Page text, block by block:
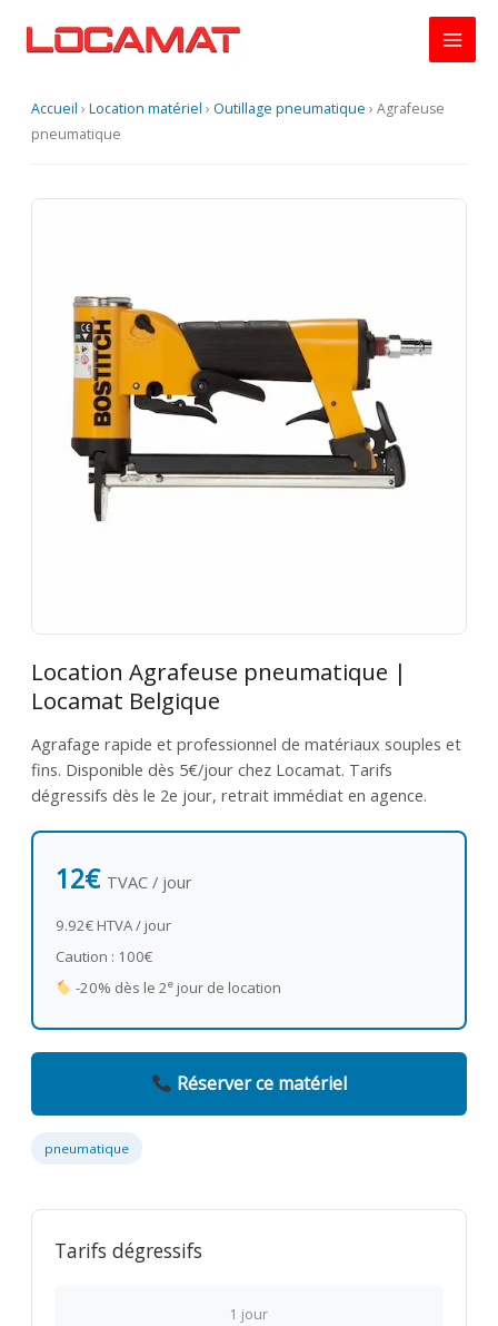
Accueil › Location matériel › Outillage pneumatique › Agrafeuse
pneumatique
Location Agrafeuse pneumatique |
Locamat Belgique
Agrafage rapide et professionnel de matériaux souples et
fins. Disponible dès 5€/jour chez Locamat. Tarifs
dégressifs dès le 2e jour, retrait immédiat en agence.
12€ TVAC / jour
9.92€ HTVA / jour
Caution : 100€
-20% dès le 2ejour de location
Réserver ce matériel
pneumatique
Tarifs dégressifs
1 jour